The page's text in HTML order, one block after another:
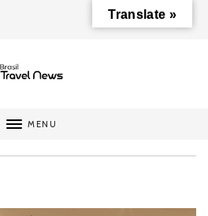
MENU
Translate »